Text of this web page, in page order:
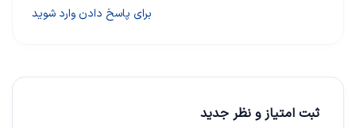
برای پاسخ دادن وارد شوید
ثبت امتیاز و نظر جدید